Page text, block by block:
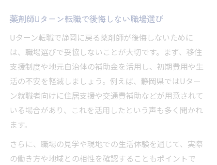
薬剤師Uターン転職で後悔しない職場選び
Uターン転職で静岡に戻る薬剤師が後悔しないために
は、職場選びで妥協しないことが大切です。まず、移住
支援制度や地元自治体の補助金を活用し、初期費用や生
活の不安を軽減しましょう。例えば、静岡県ではUター
ン就職者向けに住居支援や交通費補助などが用意されて
いる場合があり、これを活用したという声も多く聞かれ
ます。
さらに、職場の見学や現地での生活体験を通じて、実際
の働き方や地域との相性を確認することもポイントで